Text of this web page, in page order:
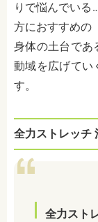
りで悩んでいる
方におすすめの
身体の土台であ
動域を広げてい
す。
全力ストレッチ
全力スト